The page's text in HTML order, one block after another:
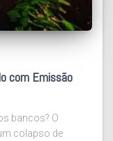
com Emissão
bancos? O
colapso de